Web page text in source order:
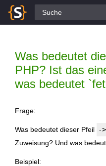
Alle Fragen
Was bedeutet
PHP? Ist das
was bedeutet
Frage:
Was bedeutet dieser Pfeil ->
Zuweisung? Und was
Beispiel: